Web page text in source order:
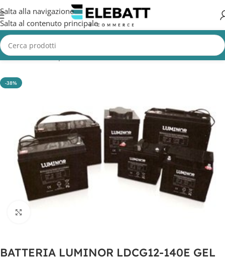
Salta alla navigazione
Salta al contenuto principale
Home/Batterie per Nautica/Batterie Servizi Nautica
-38%
BATTERIA LUMINOR LDCG12-140E GEL